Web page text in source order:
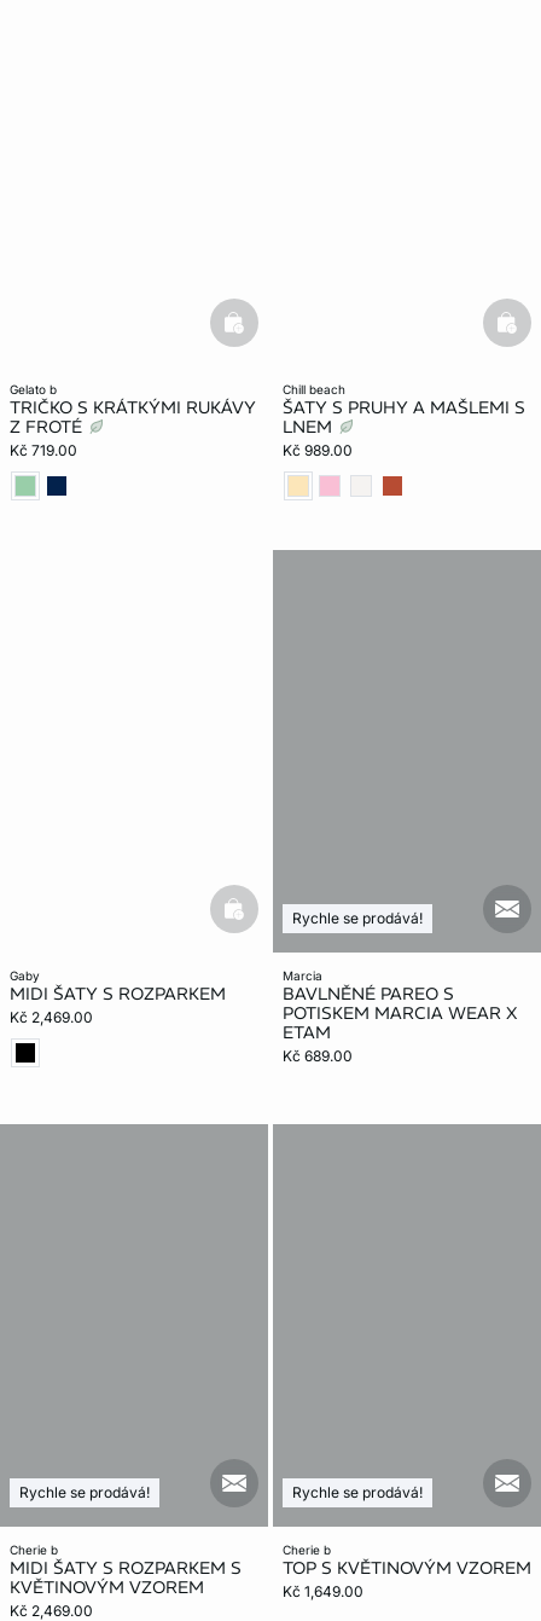
gelato b
TRIČKO S KRÁTKÝMI RUKÁVY
Z FROTÉ
Kč 719.00
basketfull
chill beach
ŠATY S PRUHY A MAŠLEMI S
LNEM
Kč 989.00
gaby
MIDI ŠATY S ROZPARKEM
Kč 2,469.00
basketfull
marcia
BAVLNĚNÉ PAREO S
POTISKEM MARCIA WEAR X
ETAM
Kč 689.00
Rychle se prodává!
cherie b
MIDI ŠATY S ROZPARKEM S
KVĚTINOVÝM VZOREM
Kč 2,469.00
Rychle se prodává! mail_new
cherie b
TOP S KVĚTINOVÝM VZOREM
Kč 1,649.00
Rychle se prodává!